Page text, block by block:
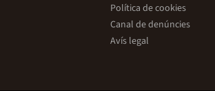
Política de cookies
Canal de denúncies
Avís legal